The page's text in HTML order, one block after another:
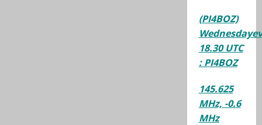
(PI4BOZ)
18.30 UTC
: PI4BOZ
145.625
MHz, -0.6
MHz